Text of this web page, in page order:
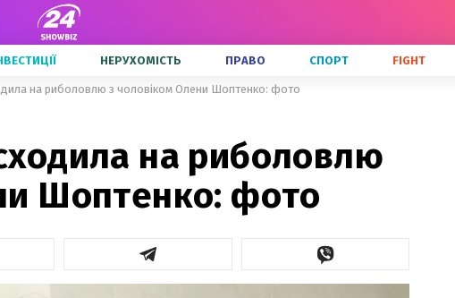
НЕРУХОМІСТЬ ПРАВО СПОРТ FIGHT
на риболовлю з чоловіком Олени Шоптенко: фото
на риболовлю
Шоптенко: фото